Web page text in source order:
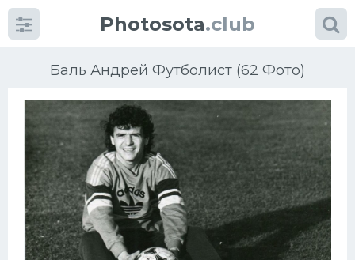
Photosota.club
Баль Андрей Футболист (62 Фото)
КатегорииФото
Еще картинки...